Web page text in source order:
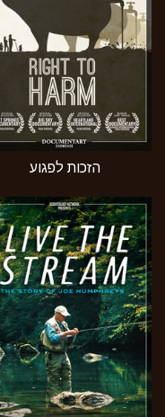
הזכות לפגוע